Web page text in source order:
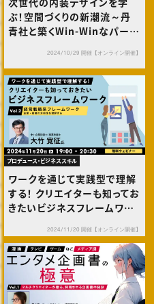
ぶ！空間づくりの新潮流～丹
青社と築くWin-Winなパート
2024/10/29 開催【オンライン開催】
プロデュース・ビジネススキル
ワークを通じて実践型で理解
する！ クリエイターも知ってお
きたいビジネスフレームワー
ムワーク【企業・組織の方向性
を理解する】
2024/11/20 開催【オンライン開催】